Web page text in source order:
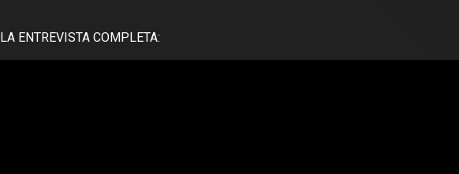
LA ENTREVISTA COMPLETA: